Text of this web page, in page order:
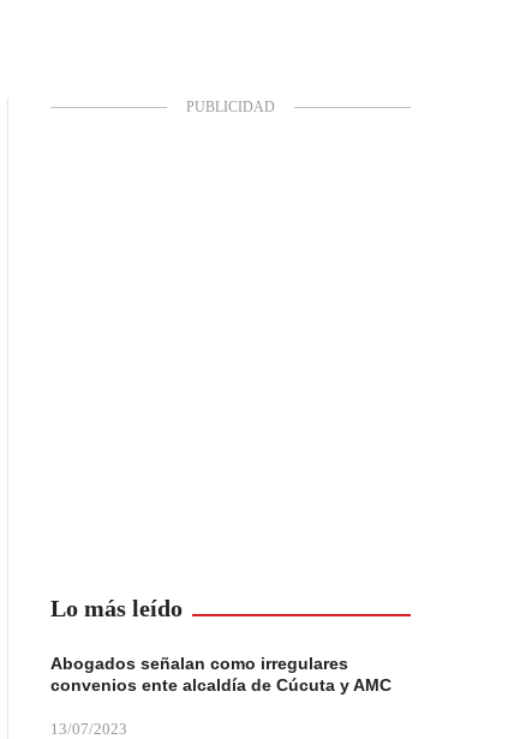
Lo más leído
Abogados señalan como irregulares
convenios ente alcaldía de Cúcuta y AMC
13/07/2023